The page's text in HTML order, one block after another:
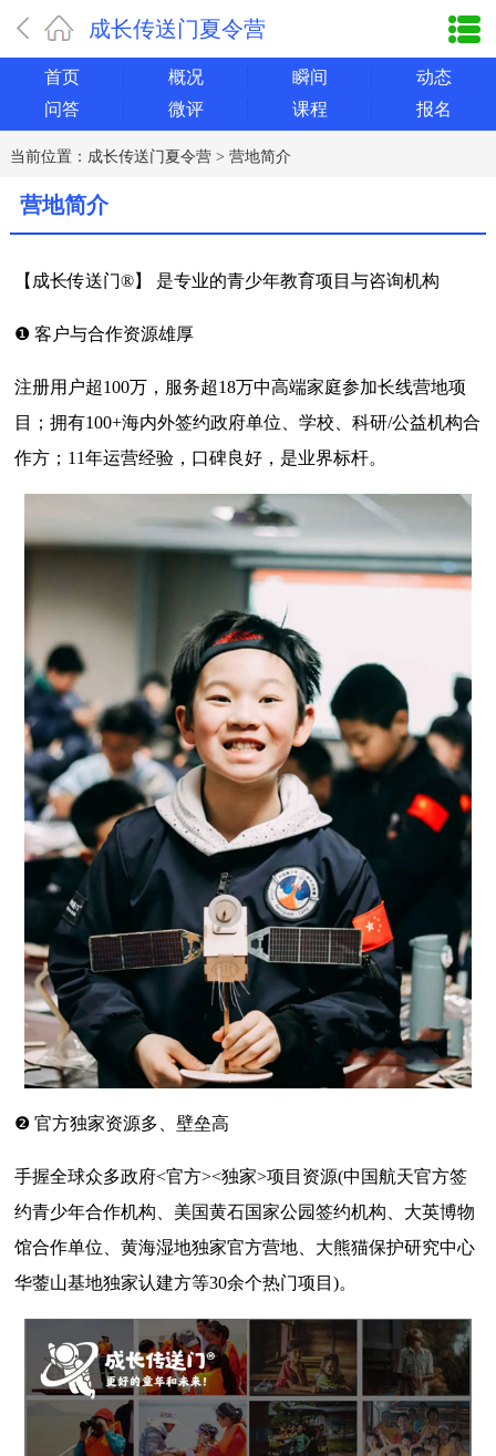
成长传送门夏令营
首页 概况 瞬间
动态
问答
微评 课程 报名
当前位置： 成长传送门夏令营> 营地简介
营地简介
【成长传送门®】 是专业的青少年教育项目与咨询机构
❶ 客户与合作资源雄厚
注册用户超100万，服务超18万中高端家庭参加长线营地项
目；拥有100+海内外签约政府单位、学校、科研/公益机构合
作方；11年运营经验，口碑良好，是业界标杆。
❷ 官方独家资源多、壁垒高
手握全球众多政府<官方><独家>项目资源(中国航天官方签
约青少年合作机构、美国黄石国家公园签约机构、大英博物
馆合作单位、黄海湿地独家官方营地、大熊猫保护研究中心
华蓥山基地独家认建方等30余个热门项目)。